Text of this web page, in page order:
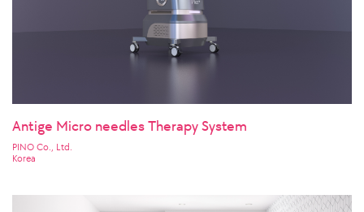
Antige Micro needles Therapy System
PINO Co., Ltd.
Korea